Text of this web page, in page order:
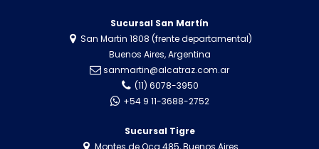
Sucursal San Martín
San Martin 1808 (frente departamental)
Buenos Aires, Argentina
sanmartin@alcatraz.com.ar
(11) 6078-3950
+54 9 11-3688-2752
Sucursal Tigre
Montes de Oca 485, Buenos Aires